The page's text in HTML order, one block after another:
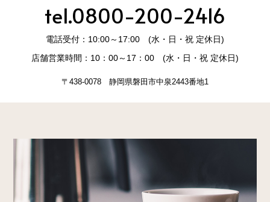
tel.0800-200-2416
電話受付：10:00～17:00 (水・日・祝 定休日)
店舗営業時間：10：00～17：00 (水・日・祝 定休日)
〒438-0078 静岡県磐田市中泉2443番地1